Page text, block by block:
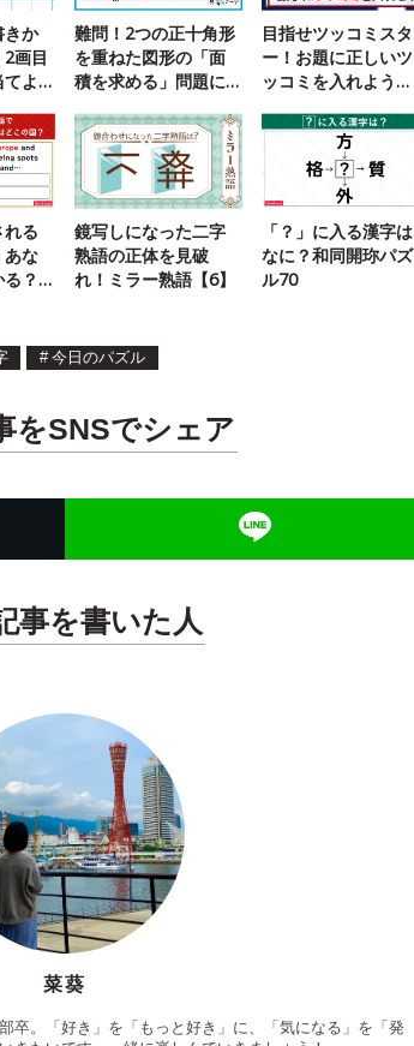
きか
画目
てよ
難問！2つの正十角形
を重ねた図形の「面
積を求める」問題に
目指せツッコミスタ
ー！お題に正しいツ
ッコミを入れよう
る
あな
る？
鏡写しになった二字
熟語の正体を見破
れ！ミラー熟語【6】
「？」に入る漢字は
なに？和同開珎パズ
ル70
# 今日のパズル
をSNSでシェア
事を書いた人
菜葵
卒。「好き」を「もっと好き」に、「気になる」を「発